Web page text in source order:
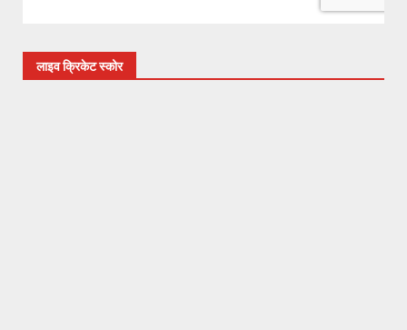
लाइव क्रिकेट स्कोर